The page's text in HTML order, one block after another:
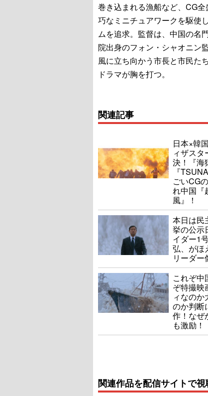
巻き込まれる漁船など、CG
巧なミニチュアワークを駆使
ムを追求。監督は、中国の名
院出身のフォン・シャオニン
風に立ち向かう市長と市民た
ドラマが胸を打つ。
関連記事
日本×韓
ィザスタ
決！『海
『
ごいCG
れ中国『
風』！
本日は民
挙の公示
イダー1
弘、がほ
リーダー
これぞ中
ぞ特撮映
ィなのか
のか判断
作！なぜ
も激励！
関連作品を配信サイトで視